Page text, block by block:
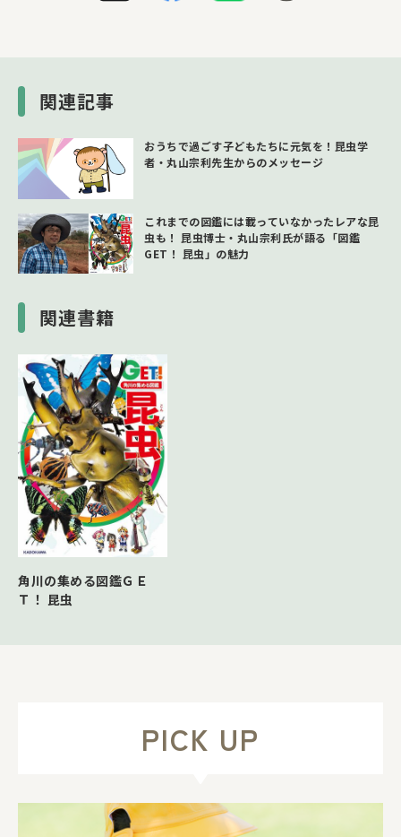
関連記事
おうちで過ごす子どもたちに元気を！昆虫学
者・丸山宗利先生からのメッセージ
これまでの図鑑には載っていなかったレアな昆
虫も！ 昆虫博士・丸山宗利氏が語る「図鑑
GET！ 昆虫」の魅力
関連書籍
角川の集める図鑑ＧＥ
Ｔ！ 昆虫
PICK UP